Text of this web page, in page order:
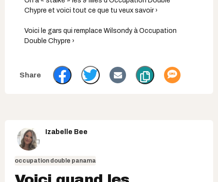
Chypre et voici tout ce que tu veux savoir ›
Voici le gars qui remplace Wilsondy à Occupation
Double Chypre ›
Izabelle Bee
occupation double panama